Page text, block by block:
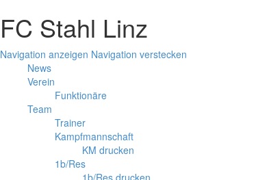
FC Stahl Linz
Navigation anzeigen Navigation verstecken
News
Verein
Funktionäre
Team
Trainer
Kampfmannschaft
KM drucken
1b/Res
1b/Res drucken